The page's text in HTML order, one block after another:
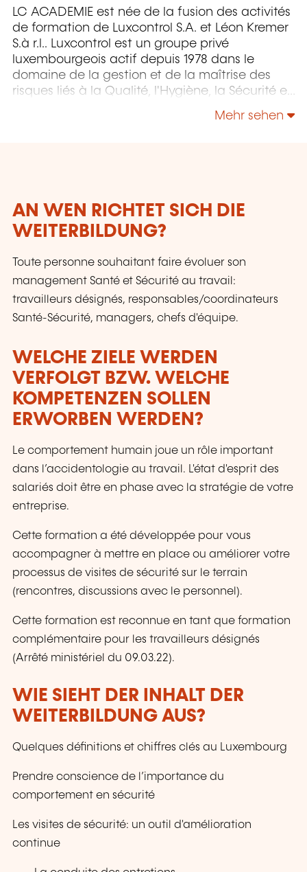
LC ACADEMIE est née de la fusion des activités
de formation de Luxcontrol S.A. et Léon Kremer
S.à r.l.. Luxcontrol est un groupe privé
luxembourgeois actif depuis 1978 dans le
domaine de la gestion et de la maîtrise des
risques liés à la Qualité, l'Hygiène, la Sécurité et
Mehr sehen
AN WEN RICHTET SICH DIE
WEITERBILDUNG?
Toute personne souhaitant faire évoluer son
management Santé et Sécurité au travail:
travailleurs désignés, responsables/coordinateurs
Santé-Sécurité, managers, chefs d'équipe.
WELCHE ZIELE WERDEN
VERFOLGT BZW. WELCHE
KOMPETENZEN SOLLEN
ERWORBEN WERDEN?
Le comportement humain joue un rôle important
dans l’accidentologie au travail. L'état d'esprit des
salariés doit être en phase avec la stratégie de votre
entreprise.
Cette formation a été développée pour vous
accompagner à mettre en place ou améliorer votre
processus de visites de sécurité sur le terrain
(rencontres, discussions avec le personnel).
Cette formation est reconnue en tant que formation
complémentaire pour les travailleurs désignés
(Arrêté ministériel du 09.03.22).
WIE SIEHT DER INHALT DER
WEITERBILDUNG AUS?
Quelques définitions et chiffres clés au Luxembourg
Prendre conscience de l’importance du
comportement en sécurité
Les visites de sécurité: un outil d'amélioration
continue